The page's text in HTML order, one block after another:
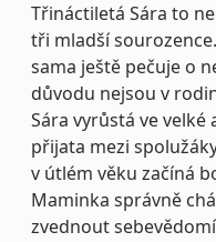
Třináctiletá Sára to
tři mladší
sama ještě pečuje o
důvodu nejsou v
Sára vyrůstá ve
přijata mezi
v útlém věku začíná
Maminka správně
zvednout